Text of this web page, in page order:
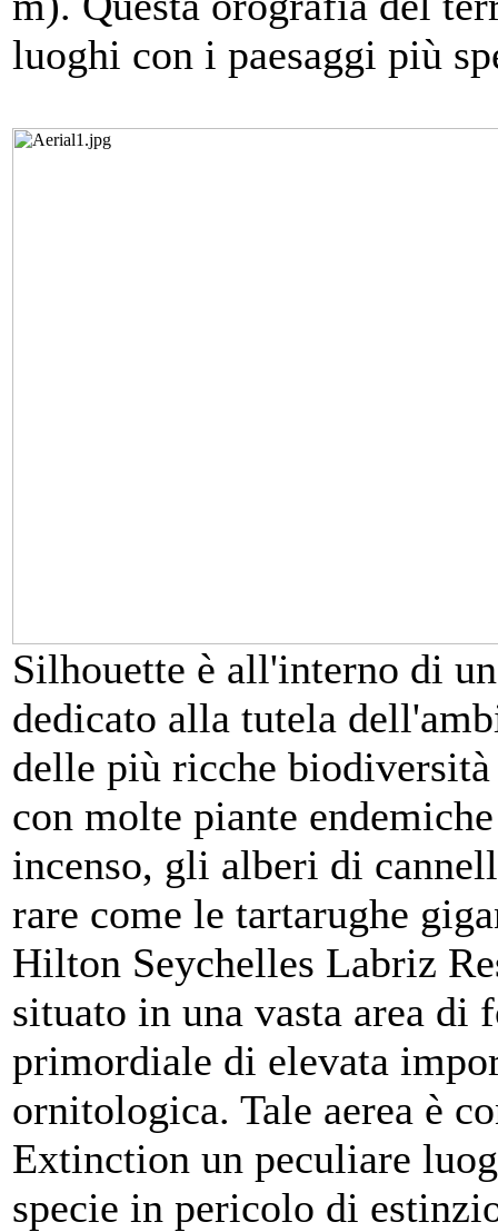
luoghi con i paesaggi più
Silhouette è all'interno di
dedicato alla tutela
delle più ricche
con molte piante
incenso, gli alberi di
rare come le tartarughe
Hilton Seychelles Labriz
situato in una vasta area di
primordiale di elevata
ornitologica. Tale aerea è
Extinction un peculiare
specie in pericolo di